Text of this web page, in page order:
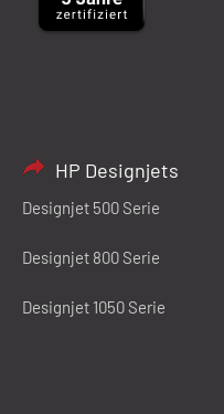
HP Designjets
Designjet 500 Serie
Designjet 800 Serie
Designjet 1050 Serie